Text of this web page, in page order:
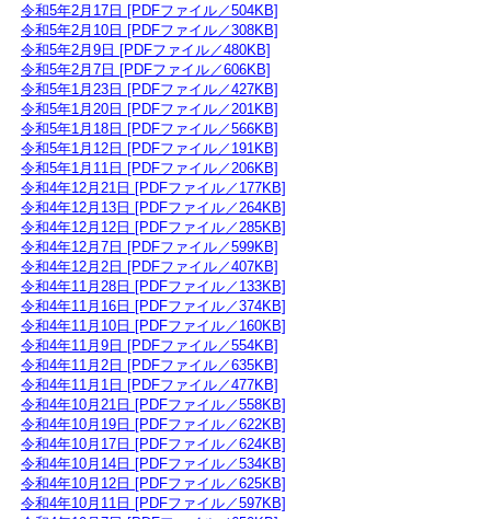
令和5年2月17日 [PDFファイル／504KB]
令和5年2月10日 [PDFファイル／308KB]
令和5年2月9日 [PDFファイル／480KB]
令和5年2月7日 [PDFファイル／606KB]
令和5年1月23日 [PDFファイル／427KB]
令和5年1月20日 [PDFファイル／201KB]
令和5年1月18日 [PDFファイル／566KB]
令和5年1月12日 [PDFファイル／191KB]
令和5年1月11日 [PDFファイル／206KB]
令和4年12月21日 [PDFファイル／177KB]
令和4年12月13日 [PDFファイル／264KB]
令和4年12月12日 [PDFファイル／285KB]
令和4年12月7日 [PDFファイル／599KB]
令和4年12月2日 [PDFファイル／407KB]
令和4年11月28日 [PDFファイル／133KB]
令和4年11月16日 [PDFファイル／374KB]
令和4年11月10日 [PDFファイル／160KB]
令和4年11月9日 [PDFファイル／554KB]
令和4年11月2日 [PDFファイル／635KB]
令和4年11月1日 [PDFファイル／477KB]
令和4年10月21日 [PDFファイル／558KB]
令和4年10月19日 [PDFファイル／622KB]
令和4年10月17日 [PDFファイル／624KB]
令和4年10月14日 [PDFファイル／534KB]
令和4年10月12日 [PDFファイル／625KB]
令和4年10月11日 [PDFファイル／597KB]